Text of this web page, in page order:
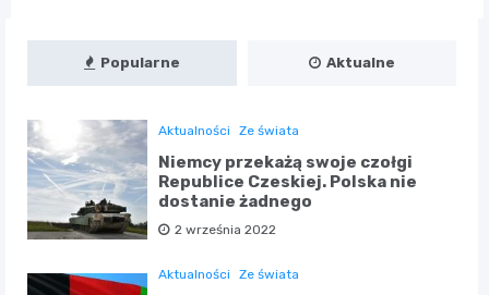
Popularne Aktualne
Aktualności Ze świata
Niemcy przekażą swoje czołgi
Republice Czeskiej. Polska nie
dostanie żadnego
2 września 2022
Aktualności Ze świata